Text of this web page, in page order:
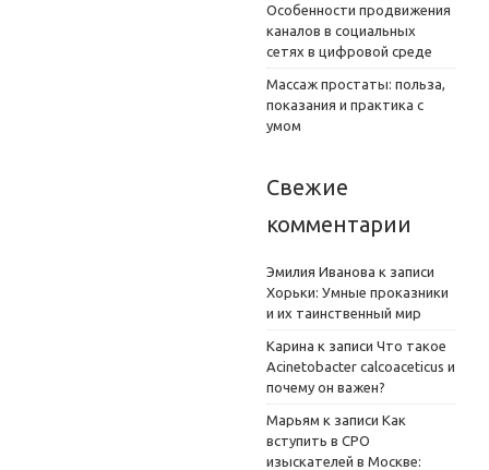
Особенности продвижения
каналов в социальных
сетях в цифровой среде
Массаж простаты: польза,
показания и практика с
умом
Свежие
комментарии
Эмилия Иванова к записи
Хорьки: Умные проказники
и их таинственный мир
Карина к записи Что такое
Acinetobacter calcoaceticus и
почему он важен?
Марьям к записи Как
вступить в СРО
изыскателей в Москве: